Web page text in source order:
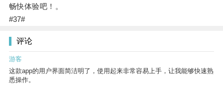
畅快体验吧！。
#37#
评论
游客
这款app的用户界面简洁明了，使用起来非常容易上手，让我能够快速熟
悉操作。